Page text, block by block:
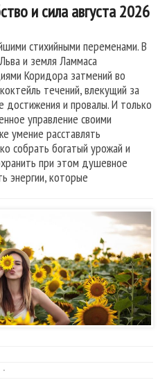
и сила августа 2026
стихийными переменами. В
и земля Ламмаса
Коридора затмений во
течений, влекущий за
достижения и провалы. И только
управление своими
умение расставлять
собрать богатый урожай и
при этом душевное
энергии, которые